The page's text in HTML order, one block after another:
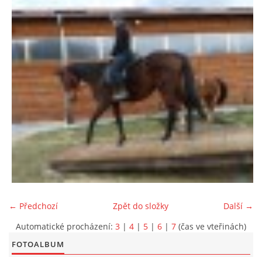
← Předchozí Další →
Zpět do složky
Automatické procházení: 3 | 4 | 5 | 6 | 7 (čas ve vteřinách)
FOTOALBUM